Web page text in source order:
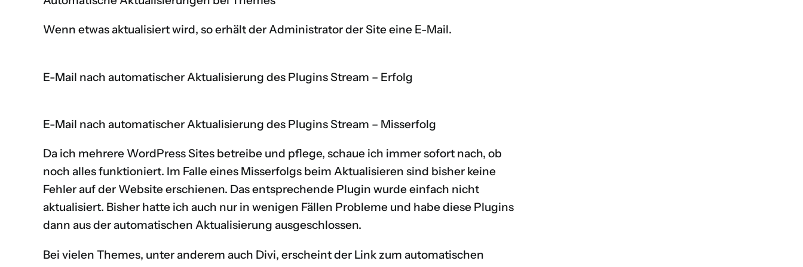
Wenn etwas aktualisiert wird, so erhält der Administrator der Site eine E-Mail.
E-Mail nach automatischer Aktualisierung des Plugins Stream – Erfolg
E-Mail nach automatischer Aktualisierung des Plugins Stream – Misserfolg
Da ich mehrere WordPress Sites betreibe und pflege, schaue ich immer sofort nach, ob
noch alles funktioniert. Im Falle eines Misserfolgs beim Aktualisieren sind bisher keine
Fehler auf der Website erschienen. Das entsprechende Plugin wurde einfach nicht
aktualisiert. Bisher hatte ich auch nur in wenigen Fällen Probleme und habe diese Plugins
dann aus der automatischen Aktualisierung ausgeschlossen.
Bei vielen Themes, unter anderem auch Divi, erscheint der Link zum automatischen